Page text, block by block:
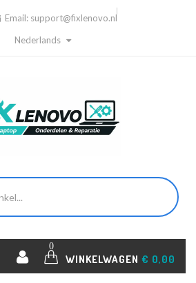
Email: support@fixlenovo.nl
Nederlands
0
WINKELWAGEN € 0,00